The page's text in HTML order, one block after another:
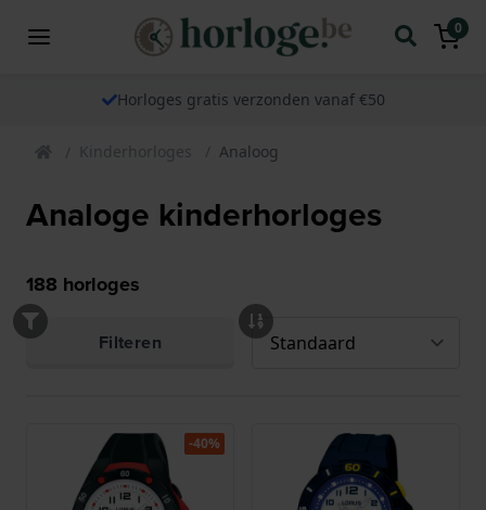
0
Horloges gratis verzonden vanaf €50
Kinderhorloges Analoog
Analoge kinderhorloges
188 horloges
Filteren
-40%